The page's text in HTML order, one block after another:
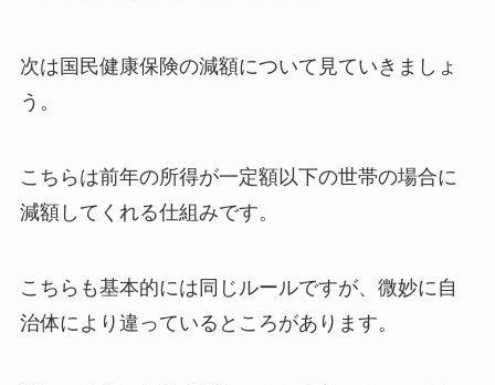
次は国民健康保険の減額について見ていきましょ
う。
こちらは前年の所得が一定額以下の世帯の場合に
減額してくれる仕組みです。
こちらも基本的には同じルールですが、微妙に自
治体により違っているところがあります。